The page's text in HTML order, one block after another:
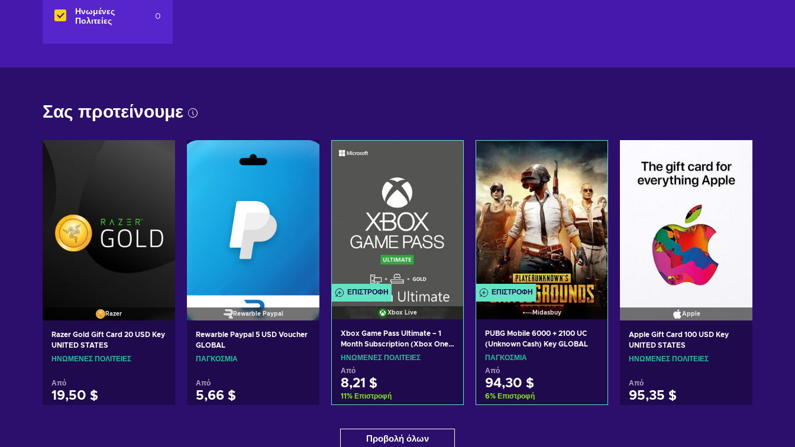
Ηνωμένες
Πολιτείες
0
Σας προτείνουμε
Razer
Razer Gold Gift Card 20 USD Key
UNITED STATES
ΗΝΩΜΈΝΕΣ ΠΟΛΙΤΕΊΕΣ
Από
19,50 $
Rewarble Paypal
Rewarble Paypal 5 USD Voucher
GLOBAL
ΠΑΓΚΌΣΜΙΑ
Από
5,66 $
ΕΠΙΣΤΡΟΦΉ
Xbox Live
Xbox Game Pass Ultimate – 1
Month Subscription (Xbox One/
Windows 10) non-stackable
Xbox Live Key UNITED STATES
ΗΝΩΜΈΝΕΣ ΠΟΛΙΤΕΊΕΣ
Από
8,21 $
11% Επιστροφή
Δείτε προσφορές
ΕΠΙΣΤΡΟΦΉ
Midasbuy
PUBG Mobile 6000 + 2100 UC
(Unknown Cash) Key GLOBAL
ΠΑΓΚΌΣΜΙΑ
Από
94,30 $
6% Επιστροφή
Apple
Apple Gift Card 100 USD Key
UNITED STATES
ΗΝΩΜΈΝΕΣ ΠΟΛΙΤΕΊΕΣ
Από
95,35 $
Προβολή όλων